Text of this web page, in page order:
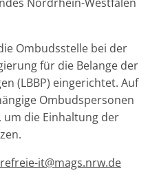
Ombudsstelle bei der
für die Belange der
(LBBP) eingerichtet. Auf
Ombudspersonen
die Einhaltung der
it@mags.nrw.de